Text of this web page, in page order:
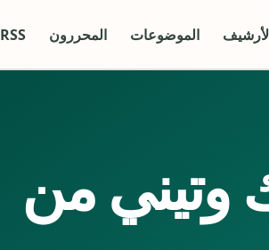
الموضوعات المحررون RSS
وتيني من